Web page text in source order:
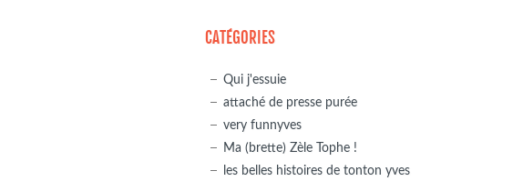
CATÉGORIES
Qui j'essuie
attaché de presse purée
very funnyves
Ma (brette) Zèle Tophe !
les belles histoires de tonton yves